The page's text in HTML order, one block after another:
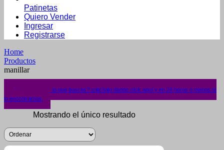
Patinetas
Quiero Vender
Ingresar
Registrarse
Home
Productos
manillar
¿No encuentras lo que buscas? solicítalo dando click aquí y en 24 horas o menos te
lo encontramos.
Mostrando el único resultado